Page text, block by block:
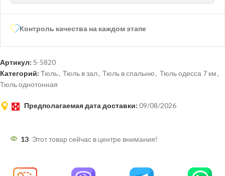
Контроль качества на каждом этапе
Артикул: S-5820
Категорий: Тюль, Тюль в зал, Тюль в спальню, Тюль одесса 7 км,
Тюль однотонная
Предполагаемая дата доставки: 09/08/2026
13 Этот товар сейчас в центре внимания!